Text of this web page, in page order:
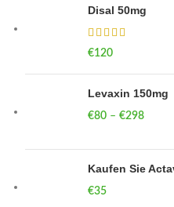
Disal 50mg
€120
Levaxin 150mg
€80 – €298
Kaufen Sie
€35